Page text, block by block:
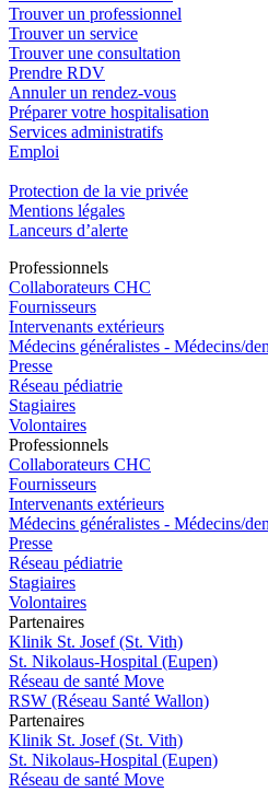
Trouver un professionnel
Trouver un service
Trouver une consultation
Prendre RDV
Annuler un rendez-vous
Préparer votre hospitalisation
Services administratifs
Emploi​
Protection de la vie privée
Mentions légales
Lanceurs d’alerte
Professionnels
Collaborateurs CHC
Fournisseurs
Intervenants extérieurs
Médecins généralistes - Médecins/
Presse
Réseau pédiatrie
Stagiaires
Volontaires
Professionnels
Collaborateurs CHC
Fournisseurs
Intervenants extérieurs
Médecins généralistes - Médecins/
Presse
Réseau pédiatrie
Stagiaires
Volontaires
Partenaires
Klinik St. Josef (St. Vith)
St. Nikolaus-Hospital (Eupen)
Réseau de santé Move
RSW (Réseau Santé Wallon)
Partenaires
Klinik St. Josef (St. Vith)
St. Nikolaus-Hospital (Eupen)
Réseau de santé Move